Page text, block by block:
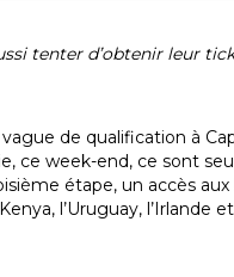
tenter d’obtenir leur
de qualification à
ce week-end, ce sont
étape, un accès aux
l’Uruguay, l’Irlande